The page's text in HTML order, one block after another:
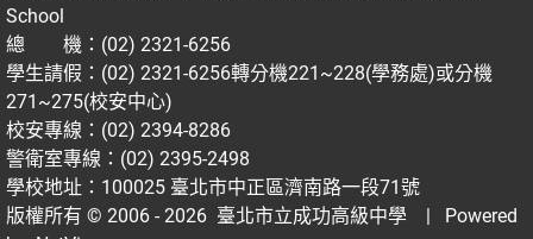
School
總 機：(02) 2321-6256
學生請假：(02) 2321-6256轉分機221~228(學務處)或分機
271~275(校安中心)
校安專線：(02) 2394-8286
警衛室專線：(02) 2395-2498
學校地址：100025 臺北市中正區濟南路一段71號
版權所有 © 2006 - 2026 臺北市立成功高級中學
| Powered